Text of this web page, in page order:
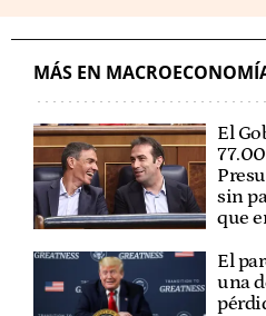
MÁS EN
El
sin
que
El
una